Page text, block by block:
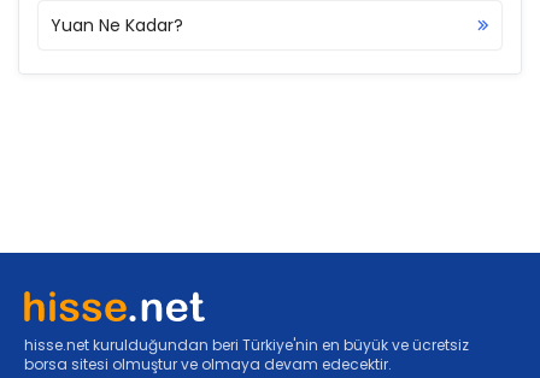
Yuan Ne Kadar?
hisse.net kurulduğundan beri Türkiye'nin en büyük ve ücretsiz
borsa sitesi olmuştur ve olmaya devam edecektir.